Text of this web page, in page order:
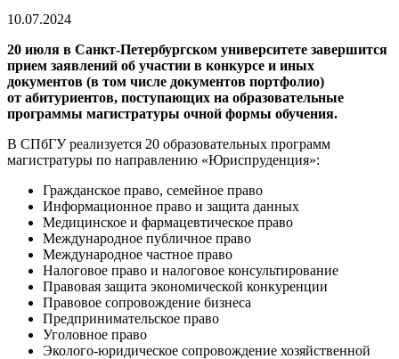
10.07.2024
20 июля в Санкт-Петербургском университете завершится
прием заявлений об участии в конкурсе и иных
документов (в том числе документов портфолио)
от абитуриентов, поступающих на образовательные
программы магистратуры очной формы обучения.
В СПбГУ реализуется 20 образовательных программ
магистратуры по направлению «Юриспруденция»:
Гражданское право, семейное право
Информационное право и защита данных
Медицинское и фармацевтическое право
Международное публичное право
Международное частное право
Налоговое право и налоговое консультирование
Правовая защита экономической конкуренции
Правовое сопровождение бизнеса
Предпринимательское право
Уголовное право
Эколого-юридическое сопровождение хозяйственной